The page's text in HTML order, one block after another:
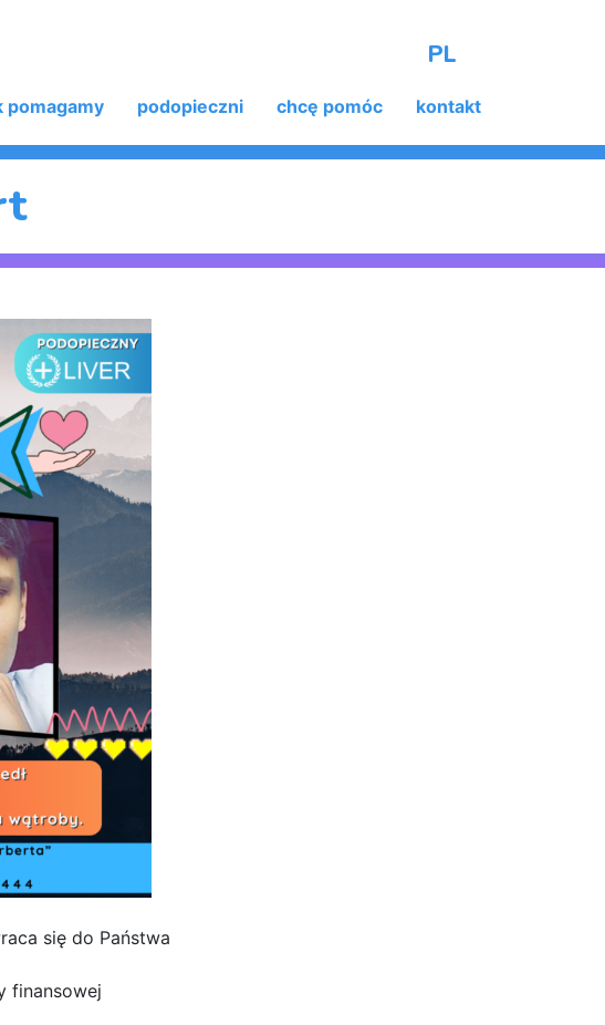
PL
pomagamy podopieczni chcę pomóc kontakt
się do Państwa
finansowej